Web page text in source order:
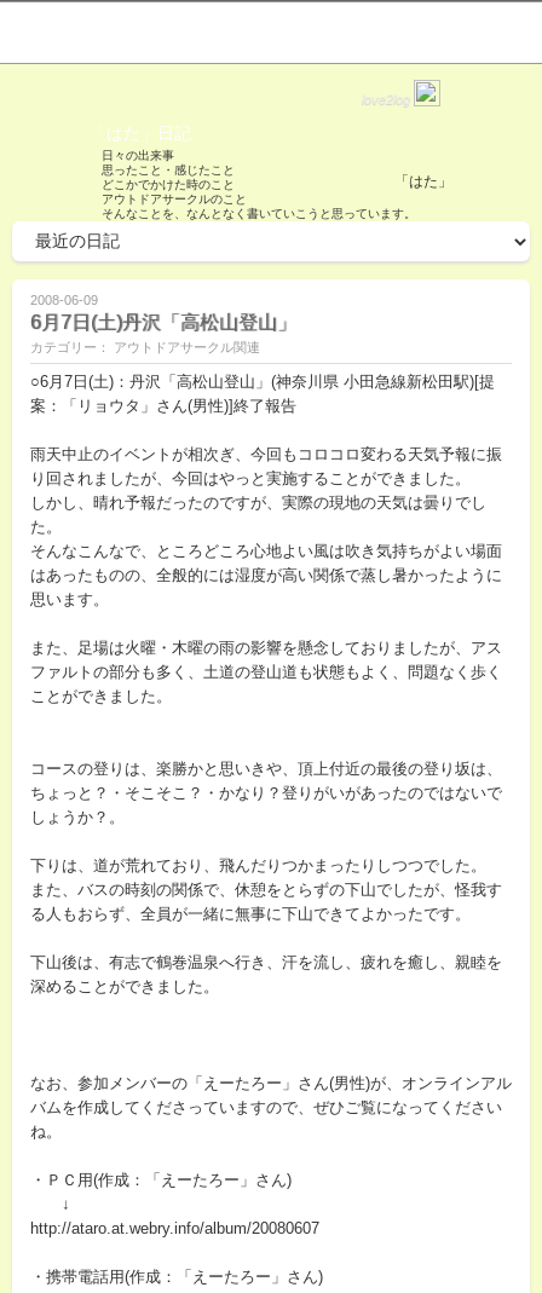
love2log
「はた」日記
日々の出来事
思ったこと・感じたこと
どこかでかけた時のこと
アウトドアサークルのこと
そんなことを、なんとなく書いていこうと思っています。
「はた」
2008-06-09
6月7日(土)丹沢「高松山登山」
カテゴリー： アウトドアサークル関連
○6月7日(土)：丹沢「高松山登山」(神奈川県 小田急線新松田駅)[提
案：「リョウタ」さん(男性)]終了報告
雨天中止のイベントが相次ぎ、今回もコロコロ変わる天気予報に振
り回されましたが、今回はやっと実施することができました。
しかし、晴れ予報だったのですが、実際の現地の天気は曇りでし
た。
そんなこんなで、ところどころ心地よい風は吹き気持ちがよい場面
はあったものの、全般的には湿度が高い関係で蒸し暑かったように
思います。
また、足場は火曜・木曜の雨の影響を懸念しておりましたが、アス
ファルトの部分も多く、土道の登山道も状態もよく、問題なく歩く
ことができました。
コースの登りは、楽勝かと思いきや、頂上付近の最後の登り坂は、
ちょっと？・そこそこ？・かなり？登りがいがあったのではないで
しょうか？。
下りは、道が荒れており、飛んだりつかまったりしつつでした。
また、バスの時刻の関係で、休憩をとらずの下山でしたが、怪我す
る人もおらず、全員が一緒に無事に下山できてよかったです。
下山後は、有志で鶴巻温泉へ行き、汗を流し、疲れを癒し、親睦を
深めることができました。
なお、参加メンバーの「えーたろー」さん(男性)が、オンラインアル
バムを作成してくださっていますので、ぜひご覧になってください
ね。
・ＰＣ用(作成：「えーたろー」さん)
↓
http://ataro.at.webry.info/album/20080607
・携帯電話用(作成：「えーたろー」さん)